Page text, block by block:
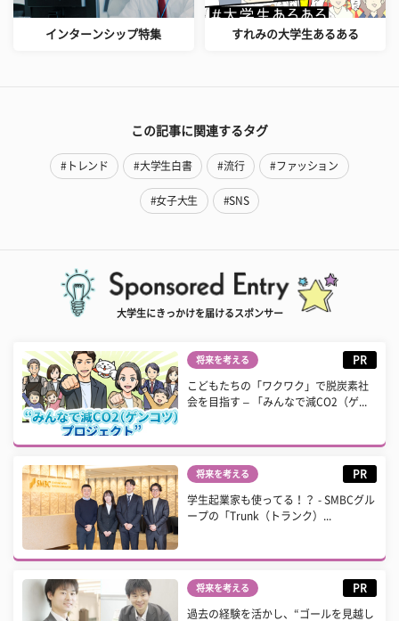
インターンシップ特集 すれみの大学生あるある
この記事に関連するタグ
#トレンド #大学生白書 #流行 #ファッション
#女子大生 #SNS
大学生にきっかけを届けるスポンサー
将来を考える PR
こどもたちの「ワクワク」で脱炭素社
会を目指す – 「みんなで減CO2（ゲ...
将来を考える PR
学生起業家も使ってる！？ - SMBCグル
ープの「Trunk（トランク）...
将来を考える PR
過去の経験を活かし、“ゴールを見越し